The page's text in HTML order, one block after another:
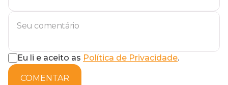
Eu li e aceito as Política de Privacidade.
COMENTAR